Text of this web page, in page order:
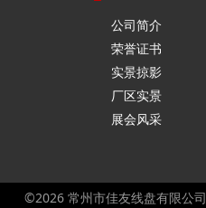
公司简介
荣誉证书
实景掠影
厂区实景
展会风采
©2026 常州市佳友线盘有限公司